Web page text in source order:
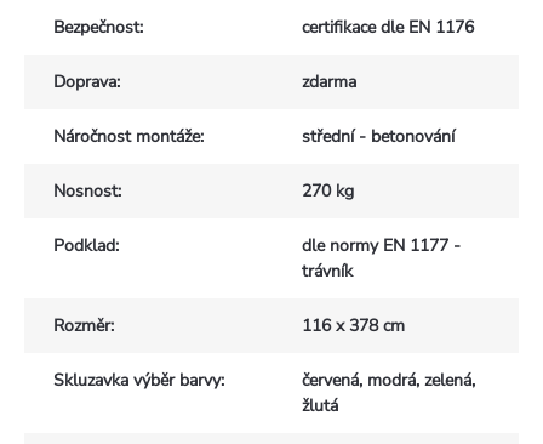
Bezpečnost: certifikace dle EN 1176
Doprava: zdarma
Náročnost montáže: střední - betonování
Nosnost: 270 kg
Podklad:
dle normy EN 1177 -
trávník
Rozměr: 116 x 378 cm
Skluzavka výběr barvy:
červená, modrá, zelená,
žlutá